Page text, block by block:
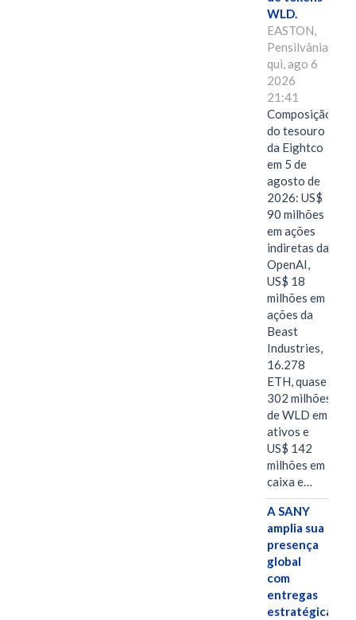
WLD.
EASTON,
Pensilvânia,
qui, ago 6
2026
21:41
Composição
do tesouro
da Eightco
em 5 de
agosto de
2026: US$
90 milhões
em ações
indiretas da
OpenAI,
US$ 18
milhões em
ações da
Beast
Industries,
16.278
ETH, quase
302 milhões
de WLD em
ativos e
US$ 142
milhões em
caixa e…
A SANY
amplia sua
presença
global
com
entregas
estratégicas